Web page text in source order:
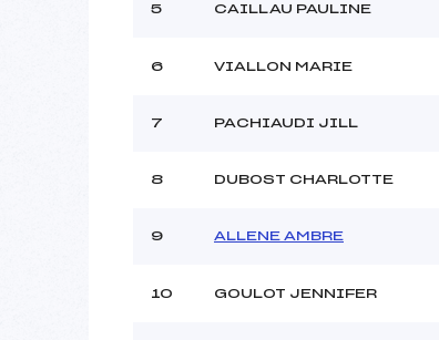
Météo :
Pénalité appliquée :
5 CAILLAU PAULINE
6 VIALLON MARIE
7 PACHIAUDI JILL
8 DUBOST CHARLOTTE
9 ALLENE AMBRE
10 GOULOT JENNIFER